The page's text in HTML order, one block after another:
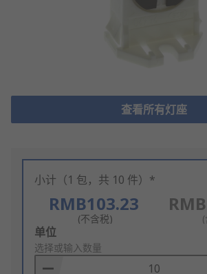
查看所有灯座
小计（1 包，共 10 件）*
RMB103.23
(不含税)
Add
to
Basket
单位
选择或输入数量